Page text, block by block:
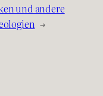
und andere
→